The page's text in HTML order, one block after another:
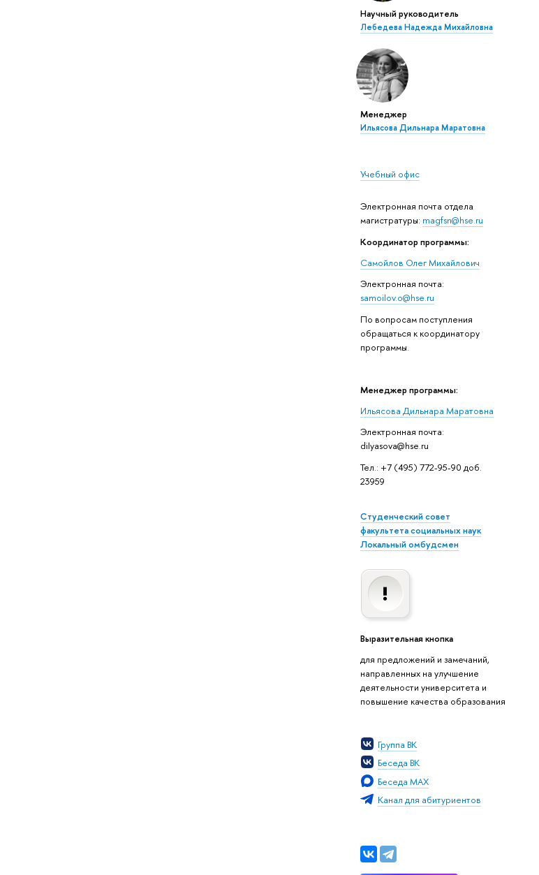
Научный руководитель
Лебедева Надежда Михайловна
Менеджер
Ильясова Дильнара Маратовна
Учебный офис
Электронная почта отдела
магистратуры: magfsn@hse.ru
Координатор программы:
Самойлов Олег Михайлович
Электронная почта:
samoilov.o@hse.ru
По вопросам поступления
обращаться к координатору
программы.
Менеджер программы:
Ильясова Дильнара Маратовна
Электронная почта:
dilyasova@hse.ru
Тел.: +7 (495) 772-95-90 доб.
23959
Студенческий совет
факультета социальных наук
Локальный омбудсмен
Выразительная кнопка
для предложений и замечаний,
направленных на улучшение
деятельности университета и
повышение качества образования
Группа ВК
Беседа ВК
Беседа MAX
Канал для абитуриентов